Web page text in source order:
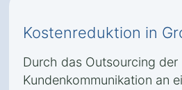
Kostenreduktion in
Durch das Outsourcing der
Kundenkommunikation an